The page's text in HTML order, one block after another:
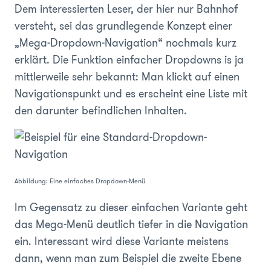
Dem interessierten Leser, der hier nur Bahnhof
versteht, sei das grundlegende Konzept einer
„Mega-Dropdown-Navigation“ nochmals kurz
erklärt. Die Funktion einfacher Dropdowns is ja
mittlerweile sehr bekannt: Man klickt auf einen
Navigationspunkt und es erscheint eine Liste mit
den darunter befindlichen Inhalten.
Abbildung: Eine einfaches Dropdown-Menü
Im Gegensatz zu dieser einfachen Variante geht
das Mega-Menü deutlich tiefer in die Navigation
ein. Interessant wird diese Variante meistens
dann, wenn man zum Beispiel die zweite Ebene